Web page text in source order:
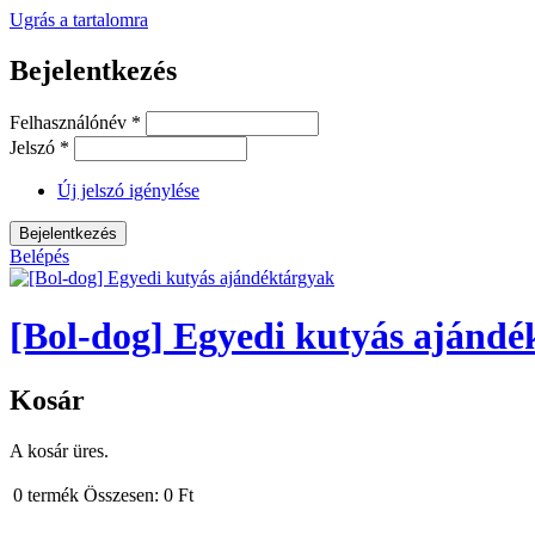
Ugrás a tartalomra
Bejelentkezés
Felhasználónév *
Jelszó *
Új jelszó igénylése
Belépés
[Bol-dog] Egyedi kutyás
Kosár
A kosár üres.
0 termék Összesen: 0 Ft